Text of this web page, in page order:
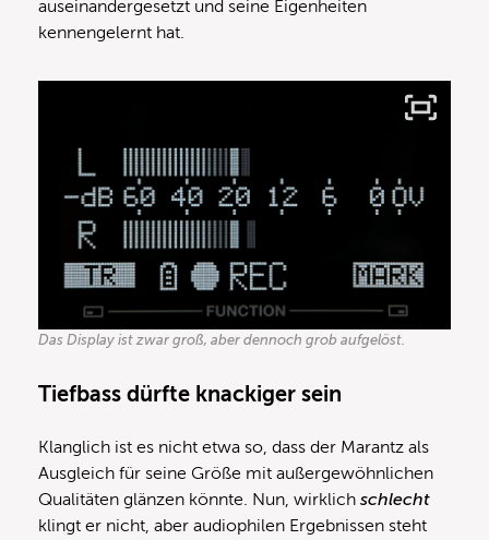
auseinandergesetzt und seine Eigenheiten
kennengelernt hat.
Das Display ist zwar groß, aber dennoch grob aufgelöst.
Tiefbass dürfte knackiger sein
Klanglich ist es nicht etwa so, dass der Marantz als
Ausgleich für seine Größe mit außergewöhnlichen
Qualitäten glänzen könnte. Nun, wirklich schlecht
klingt er nicht, aber audiophilen Ergebnissen steht